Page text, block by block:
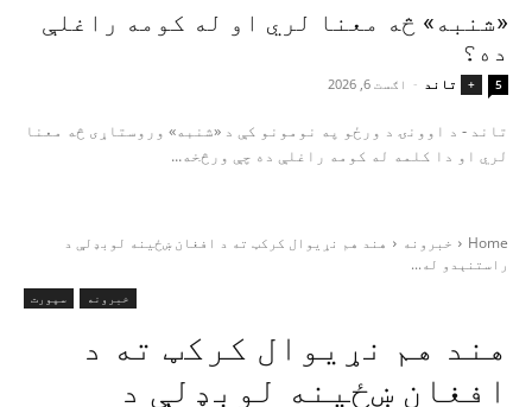
«شنبه» څه معنا لري او له کومه راغلې
ده؟
+ تاند - اګست 6, 2026 5
تاند - د اوونۍ د ورځو په نومونو کې د «شنبه» وروستاړی څه معنا
لري او دا کلمه له کومه راغلې ده چې ورڅخه...